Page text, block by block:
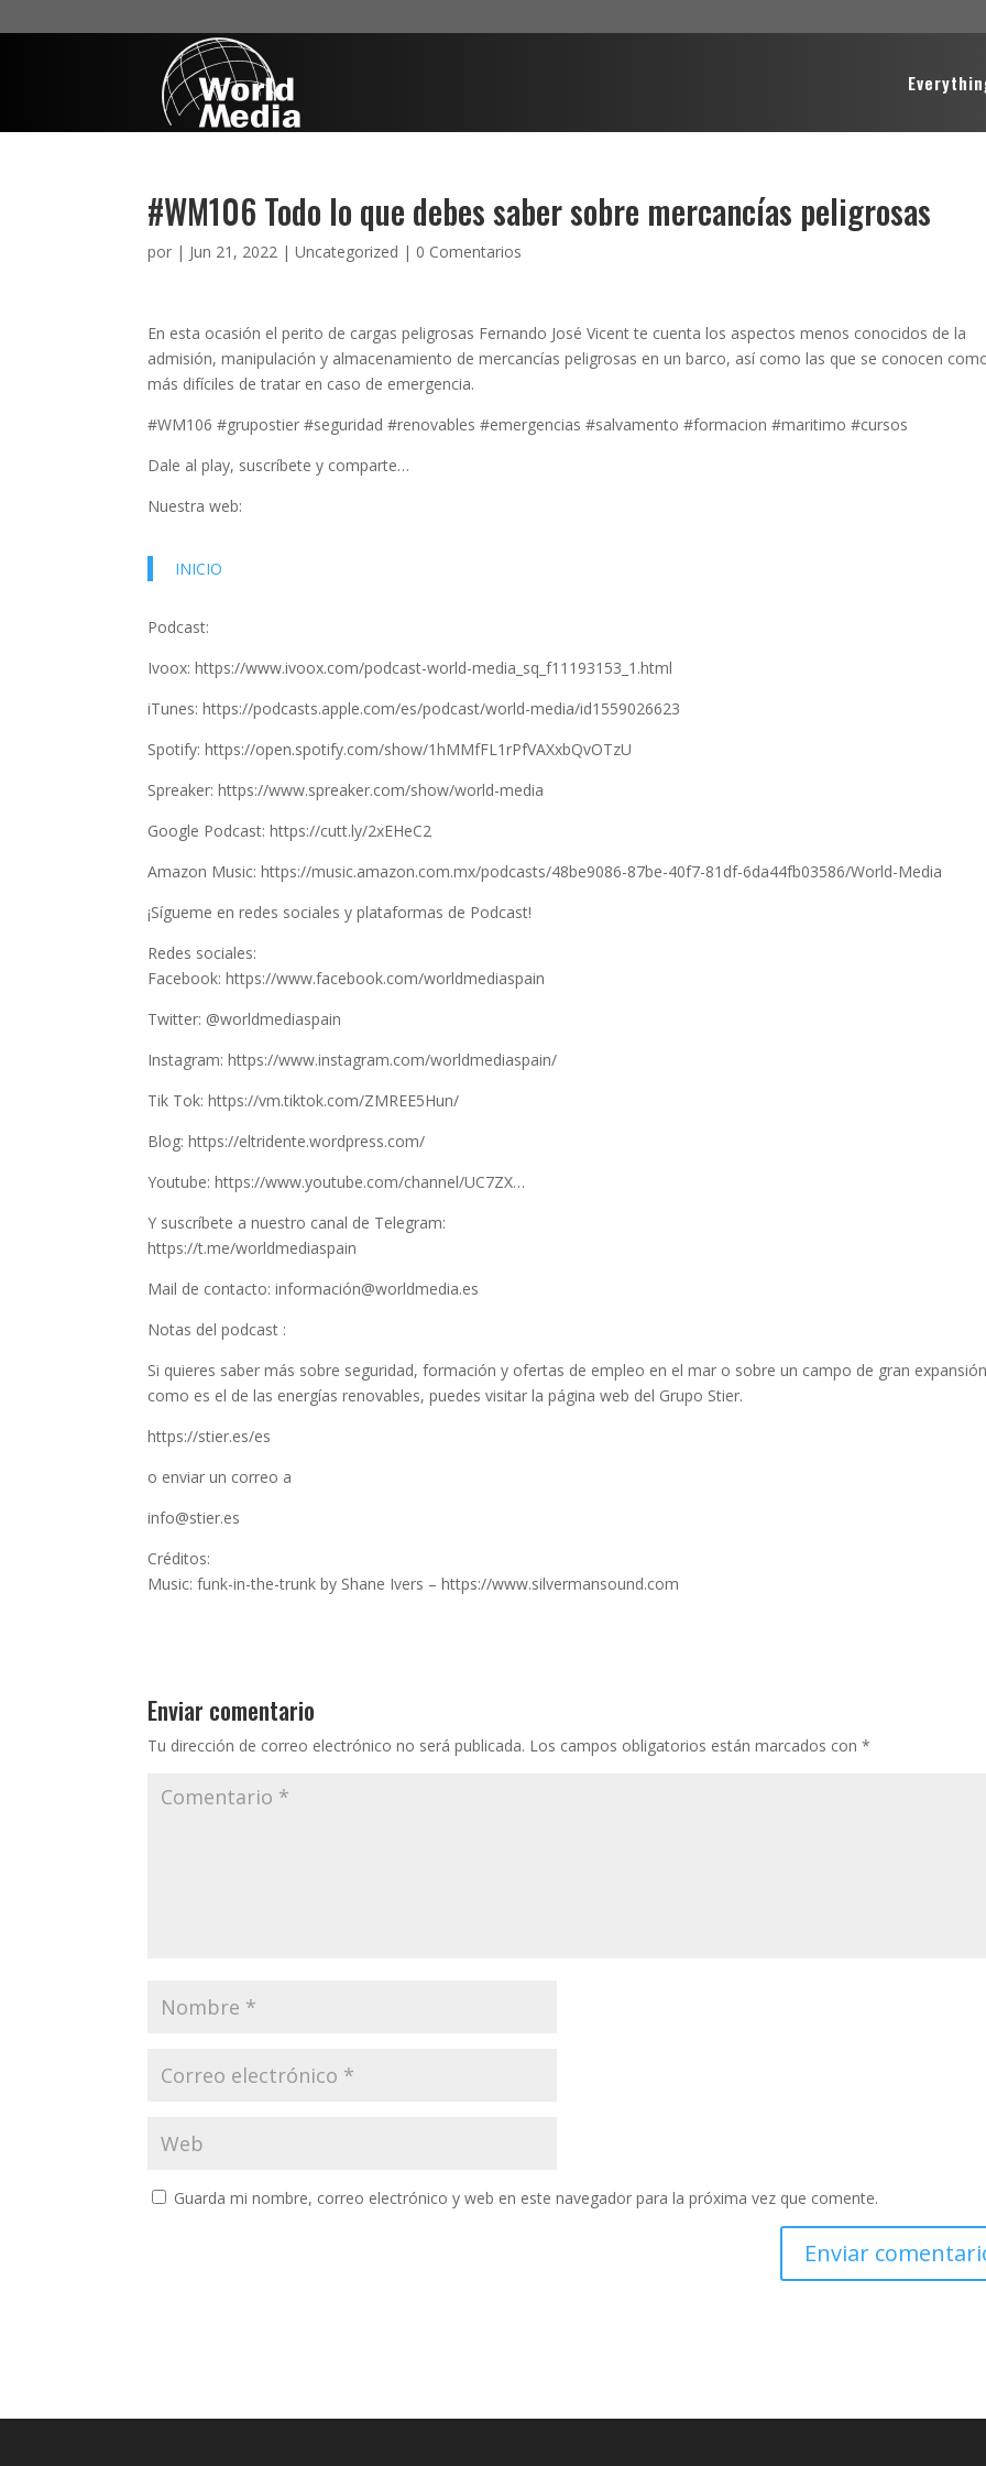
#WM106 Todo lo que debes saber sobre mercancías peligrosas
por | Jun 21, 2022 |Uncategorized | 0 Comentarios
En esta ocasión el perito de cargas peligrosas Fernando José Vicent te cuenta los aspectos menos conocidos de la
admisión, manipulación y almacenamiento de mercancías peligrosas en un barco, así como las que se conocen
más difíciles de tratar en caso de emergencia.
#WM106 #grupostier #seguridad #renovables #emergencias #salvamento #formacion #maritimo #cursos
Dale al play, suscríbete y comparte…
Nuestra web:
INICIO
Podcast:
Ivoox: https://www.ivoox.com/podcast-world-media_sq_f11193153_1.html
iTunes: https://podcasts.apple.com/es/podcast/world-media/id1559026623
Spotify: https://open.spotify.com/show/1hMMfFL1rPfVAXxbQvOTzU
Spreaker: https://www.spreaker.com/show/world-media
Google Podcast: https://cutt.ly/2xEHeC2
Amazon Music: https://music.amazon.com.mx/podcasts/48be9086-87be-40f7-81df-6da44fb03586/World-Media
¡Sígueme en redes sociales y plataformas de Podcast!
Redes sociales:
Facebook: https://www.facebook.com/worldmediaspain
Twitter: @worldmediaspain
Instagram: https://www.instagram.com/worldmediaspain/
Tik Tok: https://vm.tiktok.com/ZMREE5Hun/
Blog: https://eltridente.wordpress.com/
Youtube: https://www.youtube.com/channel/UC7ZX…
Y suscríbete a nuestro canal de Telegram:
https://t.me/worldmediaspain
Mail de contacto: información@worldmedia.es
Notas del podcast :
Si quieres saber más sobre seguridad, formación y ofertas de empleo en el mar o sobre un campo de gran
como es el de las energías renovables, puedes visitar la página web del Grupo Stier.
https://stier.es/es
o enviar un correo a
info@stier.es
Créditos:
Music: funk-in-the-trunk by Shane Ivers – https://www.silvermansound.com
Enviar comentario
Tu dirección de correo electrónico no será publicada. Los campos obligatorios están marcados con*
Guarda mi nombre, correo electrónico y web en este navegador para la próxima vez que comente.